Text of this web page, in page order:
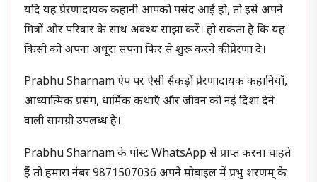
यदि यह प्रेरणादायक कहानी आपको पसंद आई हो, तो इसे अपने
मित्रों और परिवार के साथ अवश्य साझा करें। हो सकता है कि यह
किसी को अपना अधूरा सपना फिर से शुरू करने की प्रेरणा दे।
Prabhu Sharnam ऐप पर ऐसी सैकड़ों प्रेरणादायक कहानियाँ,
आध्यात्मिक प्रसंग, धार्मिक कथाएँ और जीवन को नई दिशा देने
वाली सामग्री उपलब्ध है।
Prabhu Sharnam के पोस्ट WhatsApp से प्राप्त करना चाहते
हैं तो हमारा नंबर 9871507036 अपने मोबाइल में प्रभु शरणम् के